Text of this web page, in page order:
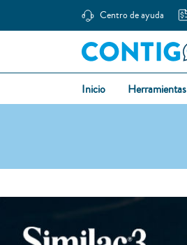
Centro de ayuda
Inicio Herramientas